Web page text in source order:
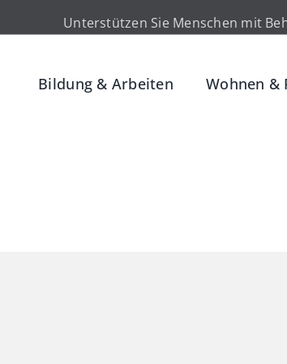
Unterstützen Sie Menschen mit
Bildung & Arbeiten Wohnen &